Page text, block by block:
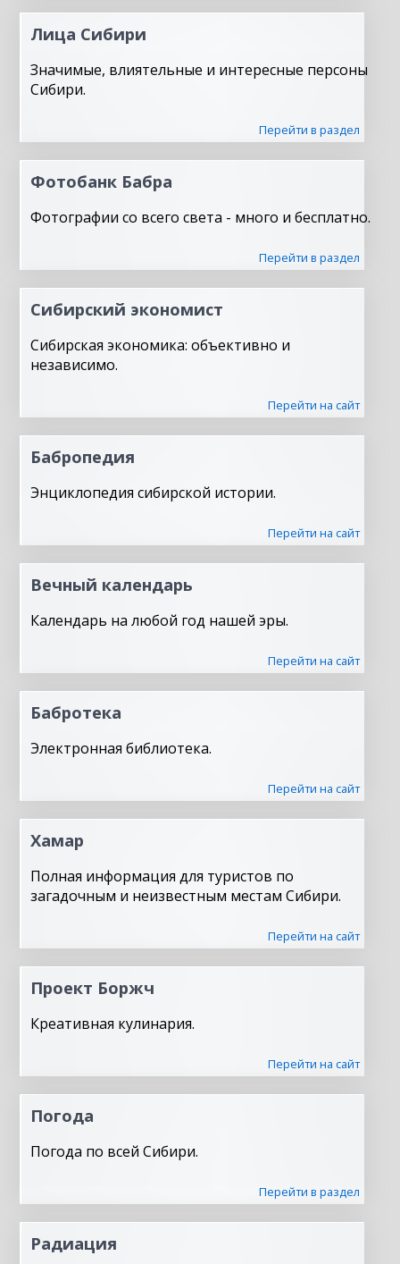
Лица Сибири
Значимые, влиятельные и интересные персоны
Сибири.
Перейти в раздел
Фотобанк Бабра
Фотографии со всего света - много и бесплатно.
Перейти в раздел
Сибирский экономист
Сибирская экономика: объективно и
независимо.
Перейти на сайт
Бабропедия
Энциклопедия сибирской истории.
Перейти на сайт
Вечный календарь
Календарь на любой год нашей эры.
Перейти на сайт
Бабротека
Электронная библиотека.
Перейти на сайт
Хамар
Полная информация для туристов по
загадочным и неизвестным местам Сибири.
Перейти на сайт
Проект Боржч
Креативная кулинария.
Перейти на сайт
Погода
Погода по всей Сибири.
Перейти в раздел
Радиация